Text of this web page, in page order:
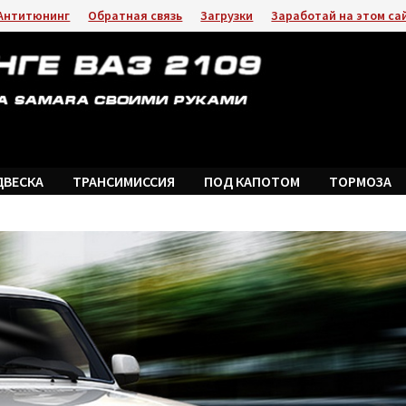
Обратная связь Загрузки Заработай на этом
ТРАНСИМИССИЯ ПОД КАПОТОМ ТОРМОЗА